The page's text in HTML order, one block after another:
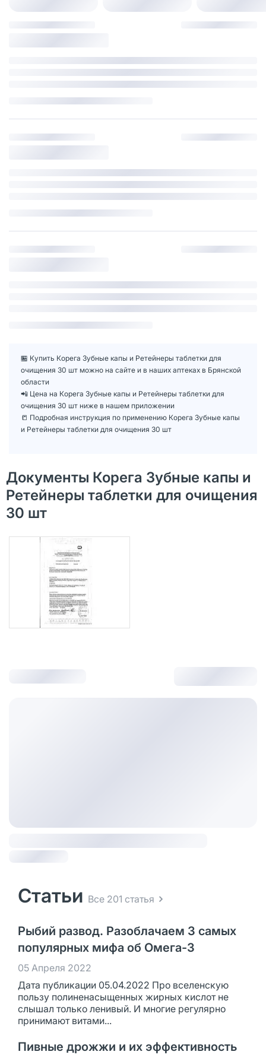
🏪 Купить Корега Зубные капы и Ретейнеры таблетки для
очищения 30 шт можно на сайте и в наших аптеках в Брянской
области
📲 Цена на Корега Зубные капы и Ретейнеры таблетки для
очищения 30 шт ниже в нашем приложении
📒 Подробная инструкция по применению Корега Зубные капы
и Ретейнеры таблетки для очищения 30 шт
Документы Корега Зубные капы и
Ретейнеры таблетки для очищения
30 шт
Статьи Все 201 статья
Рыбий развод. Разоблачаем 3 самых
популярных мифа об Омега-3
05 Апреля 2022
Дата публикации 05.04.2022 Про вселенскую
пользу полиненасыщенных жирных кислот не
слышал только ленивый. И многие регулярно
принимают витами...
Пивные дрожжи и их эффективность